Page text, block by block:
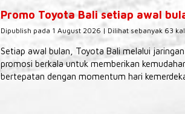
Promo Toyota Bali setiap awal
Dipublish pada 1 August 2026 | Dilihat sebanyak 63
Setiap awal bulan, Toyota Bali melalui
promosi berkala untuk memberikan
bertepatan dengan momentum hari